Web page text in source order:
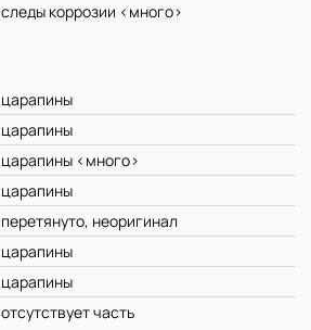
следы коррозии <много>
царапины
царапины
царапины <много>
царапины
перетянуто, неоригинал
царапины
царапины
отсутствует часть